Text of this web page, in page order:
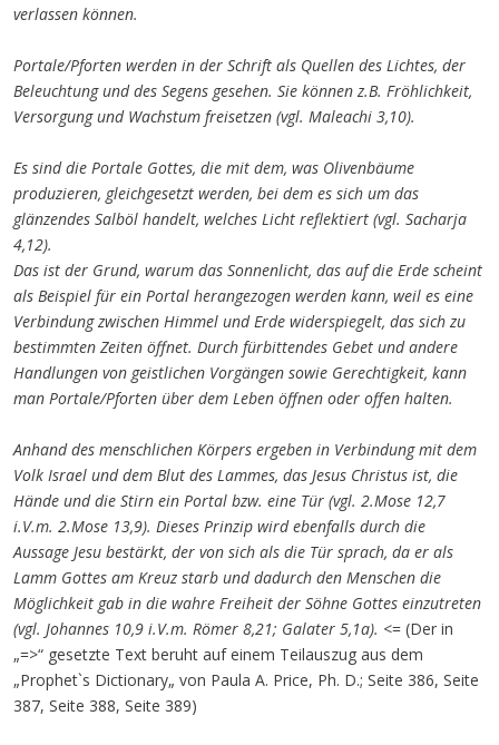
verlassen können.
Portale/Pforten werden in der Schrift als Quellen des Lichtes, der
Beleuchtung und des Segens gesehen. Sie können z.B. Fröhlichkeit,
Versorgung und Wachstum freisetzen (vgl. Maleachi 3,10).
Es sind die Portale Gottes, die mit dem, was Olivenbäume
produzieren, gleichgesetzt werden, bei dem es sich um das
glänzendes Salböl handelt, welches Licht reflektiert (vgl. Sacharja
4,12).
Das ist der Grund, warum das Sonnenlicht, das auf die Erde scheint
als Beispiel für ein Portal herangezogen werden kann, weil es eine
Verbindung zwischen Himmel und Erde widerspiegelt, das sich zu
bestimmten Zeiten öffnet. Durch fürbittendes Gebet und andere
Handlungen von geistlichen Vorgängen sowie Gerechtigkeit, kann
man Portale/Pforten über dem Leben öffnen oder offen halten.
Anhand des menschlichen Körpers ergeben in Verbindungmit dem
Volk Israel und dem Blut des Lammes, das Jesus Christus ist, die
Hände und die Stirn ein Portal bzw. eine Tür (vgl. 2.Mose 12,7
i.V.m. 2.Mose 13,9). Dieses Prinzip wird ebenfalls durch die
Aussage Jesu bestärkt, der von sich als die Tür sprach, da er als
Lamm Gottes am Kreuz starb und dadurch den Menschen die
Möglichkeit gab in die wahre Freiheit der Söhne Gottes einzutreten
(vgl. Johannes 10,9 i.V.m. Römer 8,21; Galater 5,1a). <= (Der in
„=>“ gesetzte Text beruht auf einem Teilauszug aus dem
„Prophet`s Dictionary„ von Paula A. Price, Ph. D.; Seite 386, Seite
387, Seite 388, Seite 389)